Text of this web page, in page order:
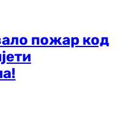
пожар код